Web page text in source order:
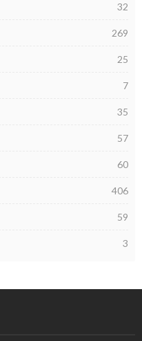
32
269
25
7
35
57
60
406
59
3